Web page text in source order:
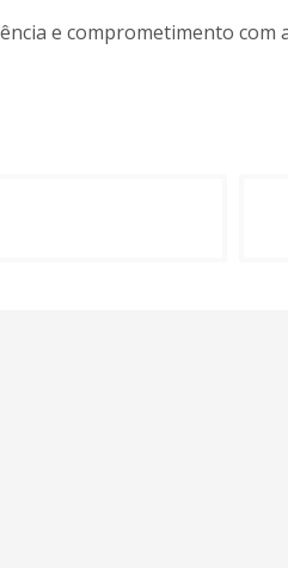
e comprometimento com